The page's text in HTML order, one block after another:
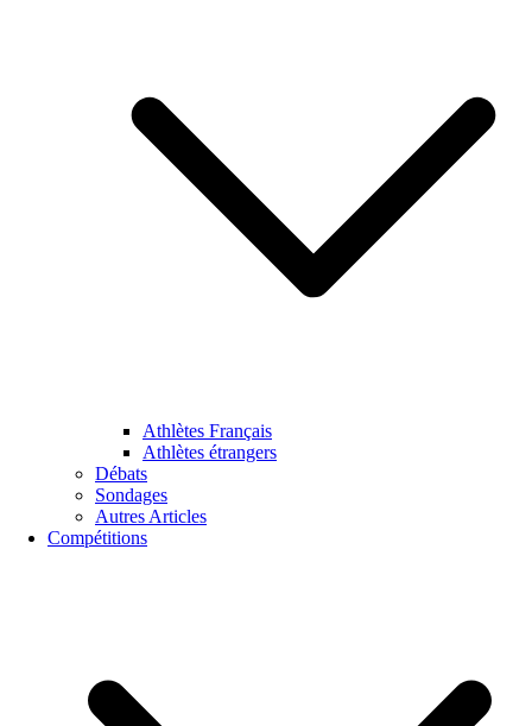
Athlètes Français
Athlètes étrangers
Débats
Sondages
Autres Articles
Compétitions